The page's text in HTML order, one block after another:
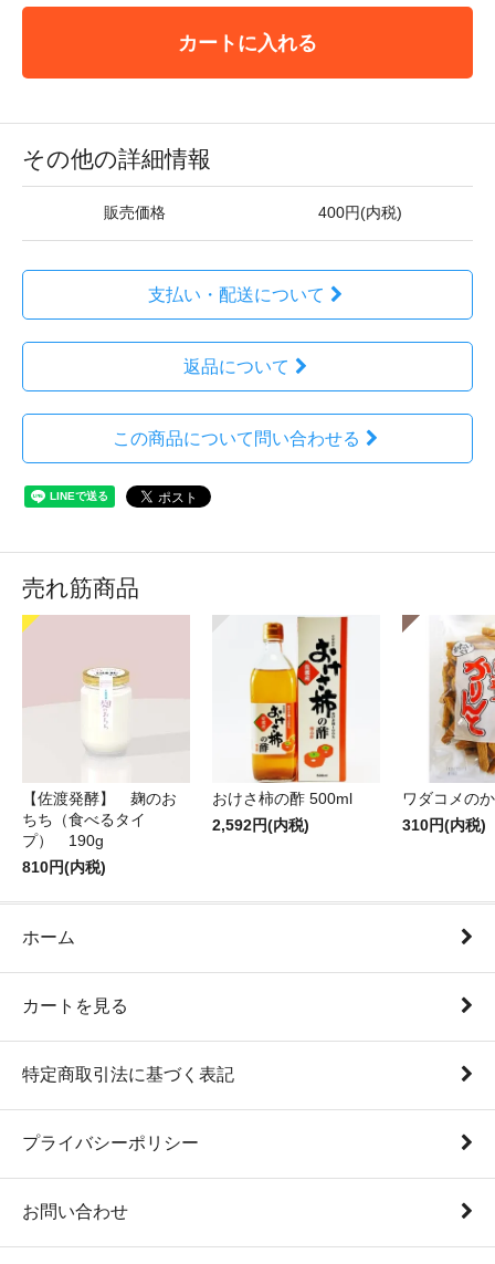
カートに入れる
その他の詳細情報
販売価格 400円(内税)
支払い・配送について
返品について
この商品について問い合わせる
売れ筋商品
【佐渡発酵】 麹のお
ちち（食べるタイ
プ） 190g
810円(内税)
おけさ柿の酢 500ml
2,592円(内税)
ワダコメの
310円(内税)
ホーム
カートを見る
特定商取引法に基づく表記
プライバシーポリシー
お問い合わせ